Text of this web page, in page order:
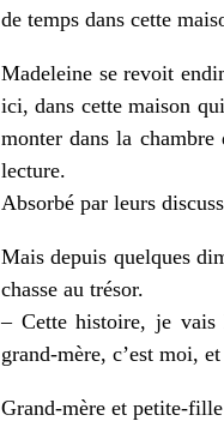
de temps dans cette
Madeleine se revoit
ici, dans cette maison
monter dans la
lecture.
Absorbé par leurs
Mais depuis quelques
chasse au trésor.
– Cette histoire, je vais
grand-mère, c’est moi,
Grand-mère et petite-